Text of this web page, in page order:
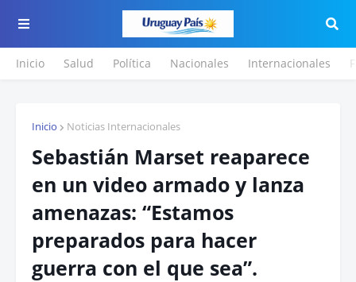
Inicio Salud Política Nacionales Internacionales
Inicio Noticias Internacionales
Sebastián Marset reaparece
en un video armado y lanza
amenazas: “Estamos
preparados para hacer
guerra con el que sea”.